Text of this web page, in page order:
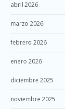
abril 2026
marzo 2026
febrero 2026
enero 2026
diciembre 2025
noviembre 2025